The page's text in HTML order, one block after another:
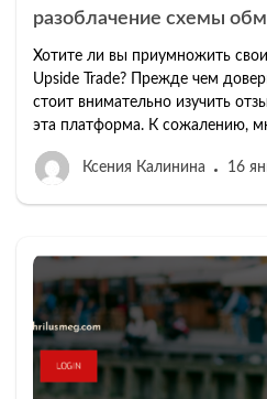
разоблачение схемы
Хотите ли вы приумножить
Upside Trade? Прежде чем
стоит внимательно изучить
эта платформа. К сожалению,
Ксения Калинина 16